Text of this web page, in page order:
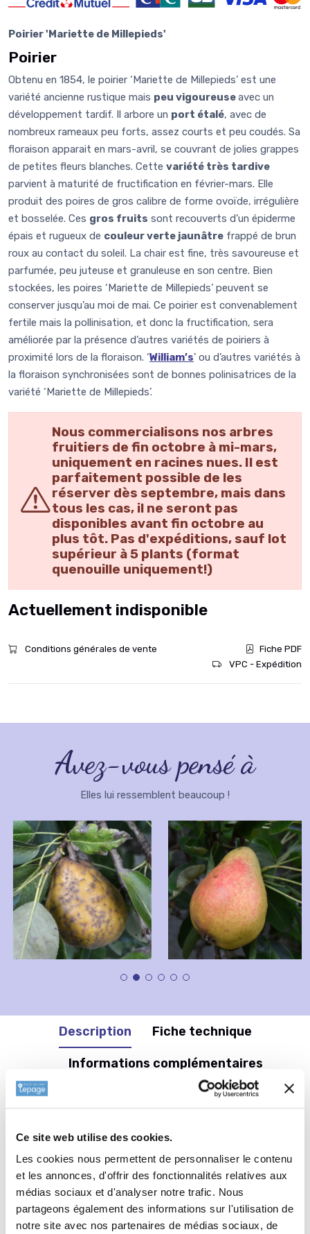
Ce site web utilise des cookies.
Les cookies nous permettent de personnaliser le contenu
et les annonces, d'offrir des fonctionnalités relatives aux
médias sociaux et d'analyser notre trafic. Nous
partageons également des informations sur l'utilisation de
notre site avec nos partenaires de médias sociaux, de
Poirier 'Mariette de Millepieds'
Poirier
Obtenu en 1854, le poirier ‘Mariette de Millepieds’ est une
variété ancienne rustique mais peu vigoureuseavec un
développement tardif. Il arbore un port étalé, avec de
nombreux rameaux peu forts, assez courts et peu coudés. Sa
floraison apparait en mars-avril, se couvrant de jolies grappes
de petites fleurs blanches. Cette variété très tardive
parvient à maturité de fructification en février-mars. Elle
produit des poires de gros calibre de forme ovoïde, irrégulière
et bosselée. Ces gros fruits sont recouverts d’un épiderme
épais et rugueux de couleur verte jaunâtre frappé de brun
roux au contact du soleil. La chair est fine, très savoureuse et
parfumée, peu juteuse et granuleuse en son centre. Bien
stockées, les poires ‘Mariette de Millepieds’ peuvent se
conserver jusqu’au moi de mai. Ce poirier est convenablement
fertile mais la pollinisation, et donc la fructification, sera
améliorée par la présence d’autres variétés de poiriers à
proximité lors de la floraison. ‘William’s’ ou d’autres variétés à
la floraison synchronisées sont de bonnes polinisatrices de la
variété ‘Mariette de Millepieds’.
Nous commercialisons nos arbres
fruitiers de fin octobre à mi-mars,
uniquement en racines nues. Il est
parfaitement possible de les
réserver dès septembre, mais dans
tous les cas, il ne seront pas
disponibles avant fin octobre au
plus tôt. Pas d'expéditions, sauf lot
supérieur à 5 plants (format
quenouille uniquement!)
Actuellement indisponible
Conditions générales de vente
Fiche PDF
VPC - Expédition
Avez-vous pensé à
Elles lui ressemblent beaucoup !
Description Fiche technique
Informations complémentaires
Famille : Rosaceae
Genre : Poirier
Nom vernaculaire : PYRUS communis 'Mariette de Millepieds'
Complément : 0
Plantation dePoirier 'Mariette de